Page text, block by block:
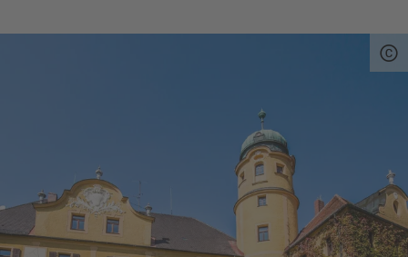
Hausbrauerei entstand 1742 ein gewerblicher
Niedergerichtsbarkeit aus. Seit 1933 befindet
sich das Anwesen im Besitz der Freiherren von
Podewils.